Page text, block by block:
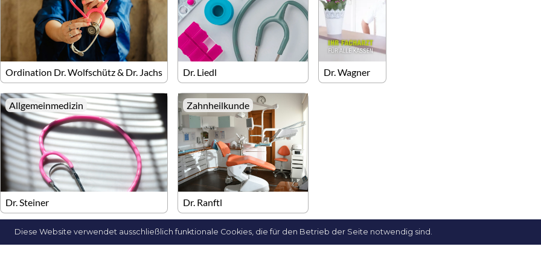
Diese Website verwendet ausschließlich funktionale Cookies, die für den Betrieb der Seite notwendig sind.
Ordination Dr. Wolfschütz & Dr. Jachs Dr. Liedl Dr. Wagner
Allgemeinmedizin
Dr. Steiner
Zahnheilkunde
Dr. Ranftl